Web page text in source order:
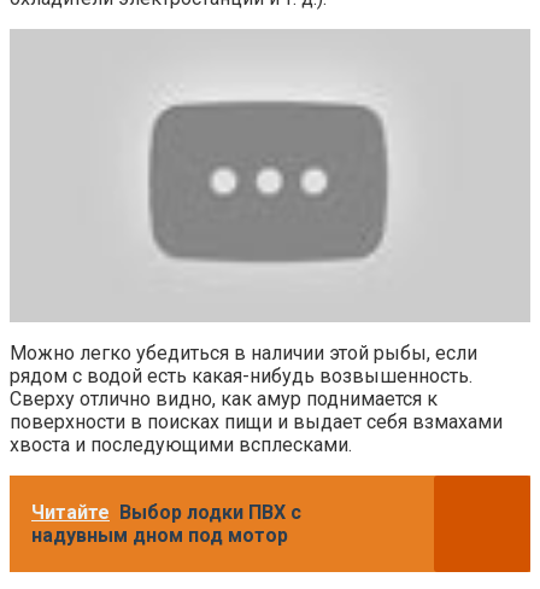
Можно легко убедиться в наличии этой рыбы, если
рядом с водой есть какая-нибудь возвышенность.
Сверху отлично видно, как амур поднимается к
поверхности в поисках пищи и выдает себя взмахами
хвоста и последующими всплесками.
Читайте Выбор лодки ПВХ с
надувным дном под мотор